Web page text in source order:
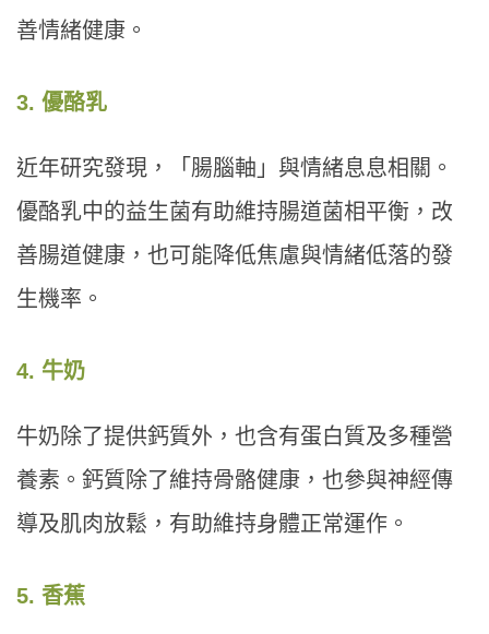
善情緒健康。
3. 優酪乳
近年研究發現，「腸腦軸」與情緒息息相關。
優酪乳中的益生菌有助維持腸道菌相平衡，改
善腸道健康，也可能降低焦慮與情緒低落的發
生機率。
4. 牛奶
牛奶除了提供鈣質外，也含有蛋白質及多種營
養素。鈣質除了維持骨骼健康，也參與神經傳
導及肌肉放鬆，有助維持身體正常運作。
5. 香蕉